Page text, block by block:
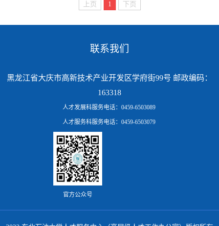
上页 1 下页
联系我们
黑龙江省大庆市高新技术产业开发区学府街99号 邮政编码：
163318
人才发展科服务电话：0459-6503089
人才服务科服务电话：0459-6503079
官方公众号